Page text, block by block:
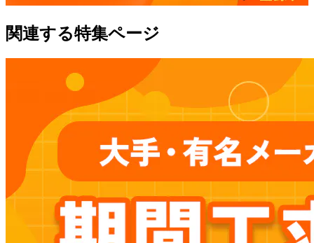
関連する特集ページ